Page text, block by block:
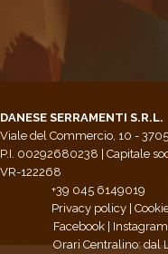
DANESE SERRAMENTI S.R.L.
Viale del Commercio, 10 -
P.I. 00292680238 | Capitale
VR-122268
+39 045 6149019
Privacy policy
Facebook
Instagram
Orari Centralino: dal